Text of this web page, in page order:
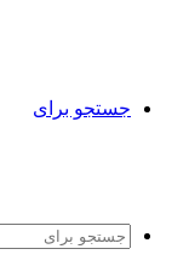
جستجو برای